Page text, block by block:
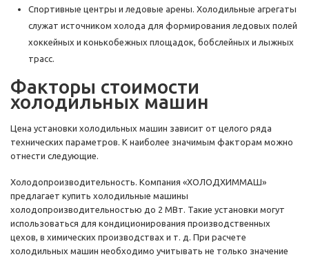
Спортивные центры и ледовые арены. Холодильные агрегаты
служат источником холода для формирования ледовых полей
хоккейных и конькобежных площадок, бобслейных и лыжных
трасс.
Факторы стоимости
холодильных машин
Цена установки холодильных машин зависит от целого ряда
технических параметров. К наиболее значимым факторам можно
отнести следующие.
Холодопроизводительность. Компания «ХОЛОДХИММАШ»
предлагает купить холодильные машины
холодопроизводительностью до 2 МВт. Такие установки могут
использоваться для кондиционирования производственных
цехов, в химических производствах и т. д. При расчете
холодильных машин необходимо учитывать не только значение